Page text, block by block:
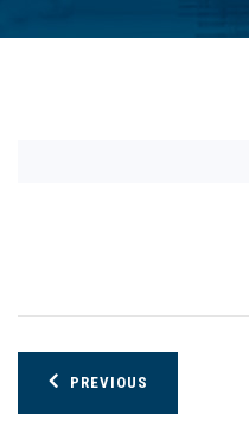
Post
navigation
PREVIOUS